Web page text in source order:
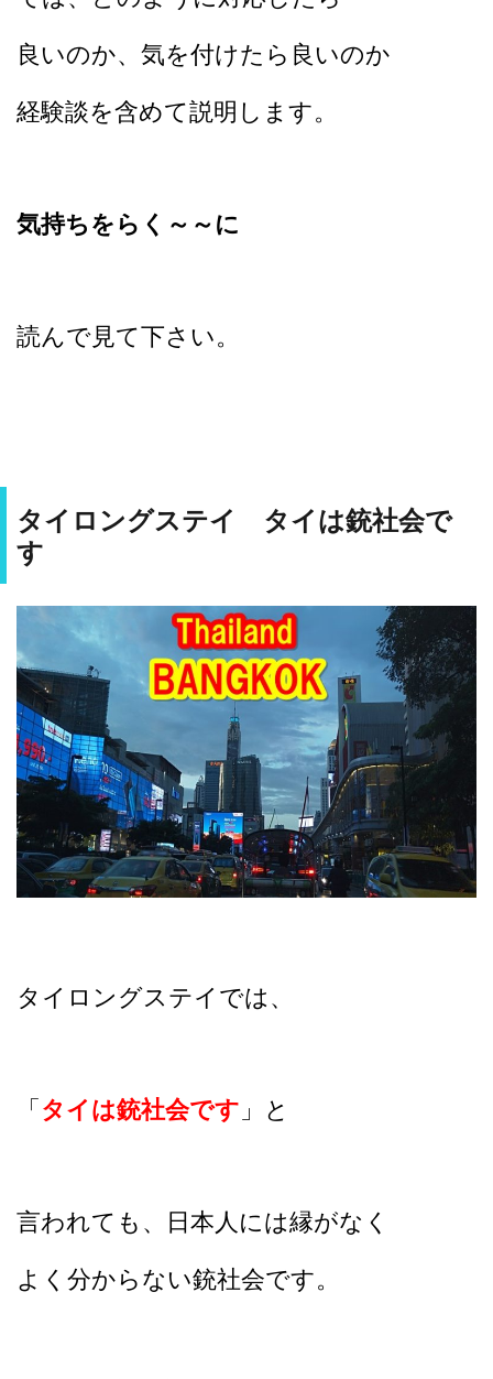
良いのか、気を付けたら良いのか
経験談を含めて説明します。
気持ちをらく～～に
読んで見て下さい。
タイロングステイ タイは銃社会で
す
タイロングステイでは、
「タイは銃社会です 」と
言われても、日本人には縁がなく
よく分からない銃社会です。